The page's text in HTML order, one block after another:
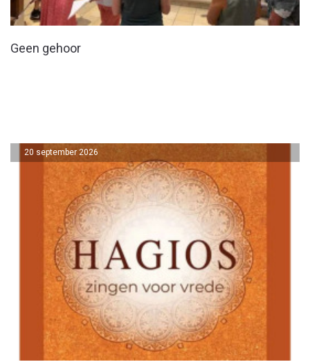
Geen gehoor
20 september 2026